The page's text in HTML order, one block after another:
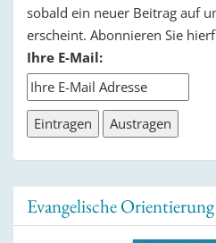
sobald ein neuer Beitrag auf
erscheint. Abonnieren Sie
Ihre E-Mail:
Evangelische Orientierung